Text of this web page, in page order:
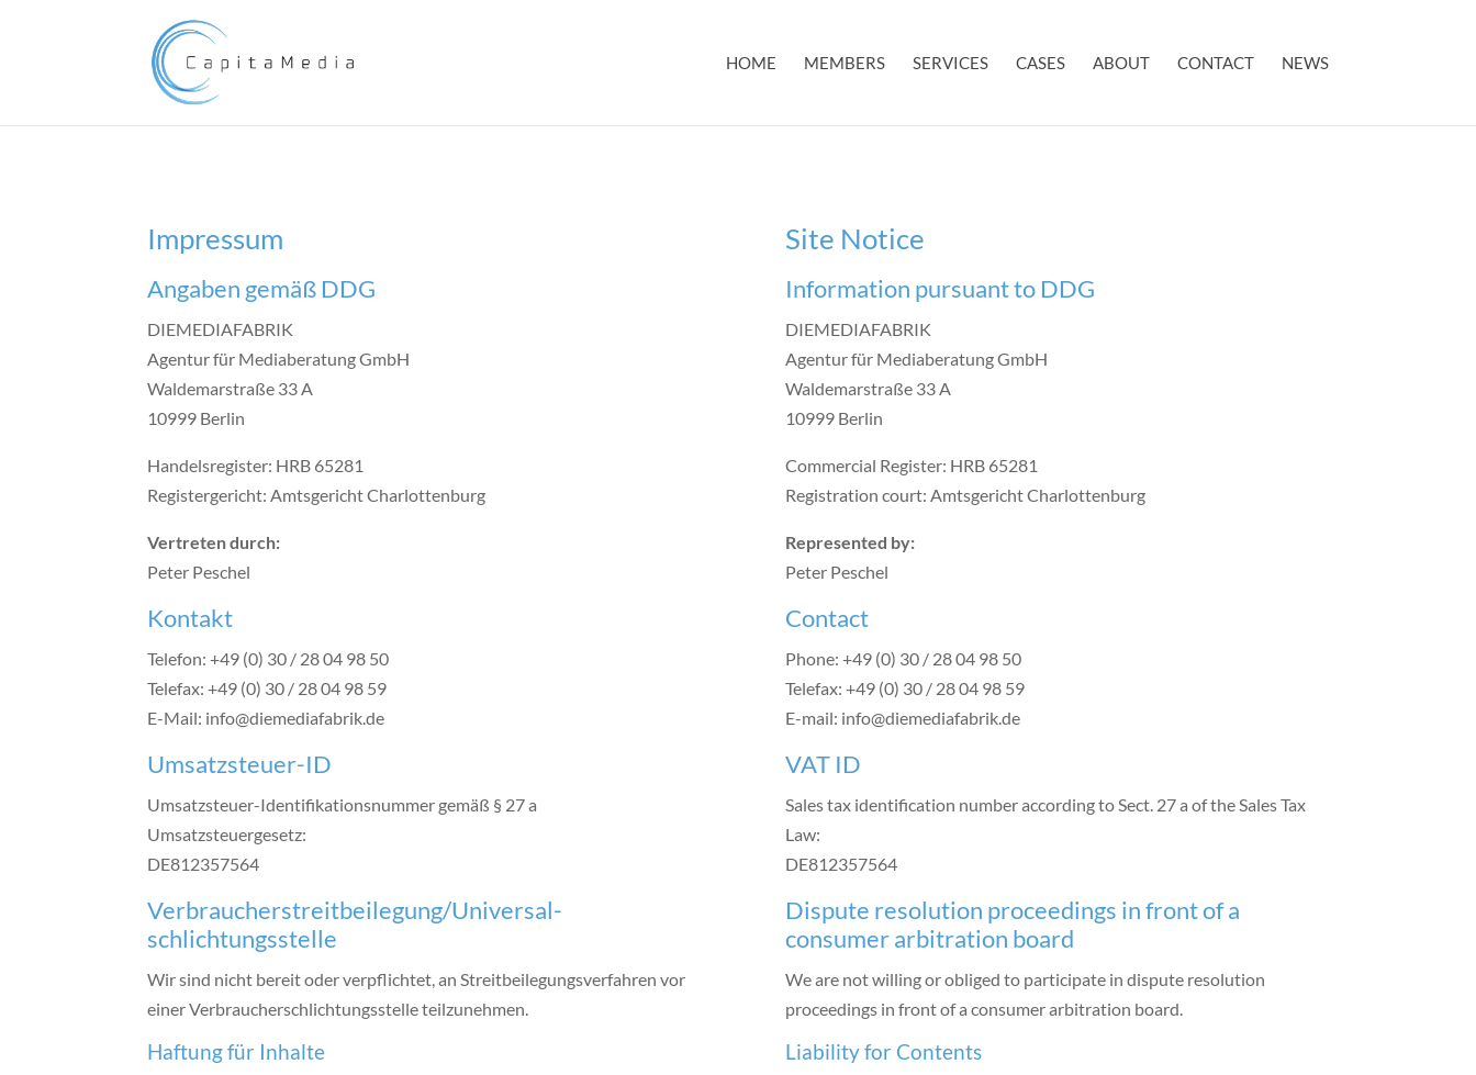
HOME MEMBERS SERVICES CASES ABOUT CONTACT NEWS
Impressum
Angaben gemäß DDG
DIEMEDIAFABRIK
Agentur für Mediaberatung GmbH
Waldemarstraße 33 A
10999 Berlin
Handelsregister: HRB 65281
Registergericht: Amtsgericht Charlottenburg
Vertreten durch:
Peter Peschel
Kontakt
Telefon: +49 (0) 30 / 28 04 98 50
Telefax: +49 (0) 30 / 28 04 98 59
E-Mail: info@diemediafabrik.de
Umsatzsteuer-ID
Umsatzsteuer-Identifikationsnummer gemäß § 27 a
Umsatzsteuergesetz:
DE812357564
Verbraucher­streit­beilegung/Universal­
schlichtungs­stelle
Wir sind nicht bereit oder verpflichtet, an Streitbeilegungsverfahren vor
einer Verbraucherschlichtungsstelle teilzunehmen.
Haftung für Inhalte
Site Notice
Information pursuant to DDG
DIEMEDIAFABRIK
Agentur für Mediaberatung GmbH
Waldemarstraße 33 A
10999 Berlin
Commercial Register: HRB 65281
Registration court: Amtsgericht Charlottenburg
Represented by:
Peter Peschel
Contact
Phone: +49 (0) 30 / 28 04 98 50
Telefax: +49 (0) 30 / 28 04 98 59
E-mail: info@diemediafabrik.de
VAT ID
Sales tax identification number according to Sect. 27 a of the Sales Tax
Law:
DE812357564
Dispute resolution proceedings in front of a
consumer arbitration board
We are not willing or obliged to participate in dispute resolution
proceedings in front of a consumer arbitration board.
Liability for Contents